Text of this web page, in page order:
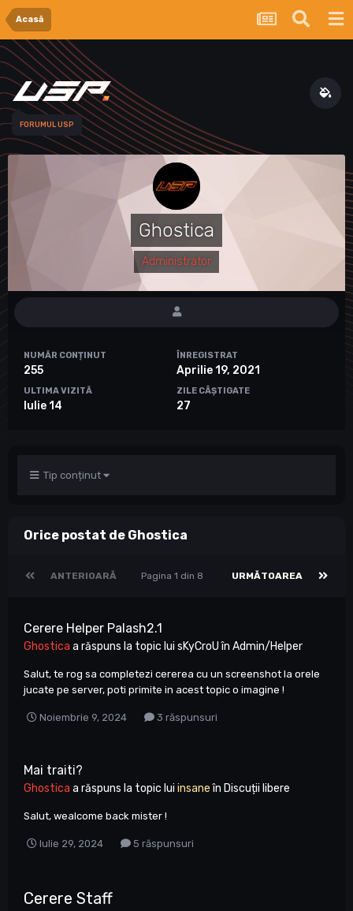
Acasă
FORUMUL USP
Ghostica
Administrator
NUMĂR CONȚINUT
255
ÎNREGISTRAT
Aprilie 19, 2021
ULTIMA VIZITĂ
Iulie 14
ZILE CÂȘTIGATE
27
Tip conținut
Orice postat de Ghostica
ANTERIOARĂ URMĂTOAREA
Pagina 1 din 8
Cerere Helper Palash2.1
Ghostica a răspuns la topic lui sKyCroUîn Admin/Helper
Salut, te rog sa completezi cererea cu un screenshot la orele
jucate pe server, poti primite in acest topic o imagine !
Noiembrie 9, 2024 3 răspunsuri
Mai traiti?
Ghostica a răspuns la topic lui insaneîn Discuții libere
Salut, wealcome back mister !
Iulie 29, 2024 5 răspunsuri
Cerere Staff